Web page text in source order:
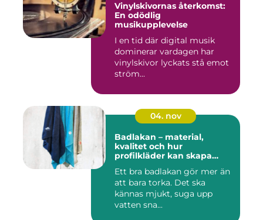
Vinylskivornas återkomst:
En odödlig
musikupplevelse
I en tid där digital musik
dominerar vardagen har
vinylskivor lyckats stå emot
ström...
04. nov
Badlakan – material,
kvalitet och hur
profilkläder kan skapa
Ett bra badlakan gör mer än
att bara torka. Det ska
kännas mjukt, suga upp
vatten sna...